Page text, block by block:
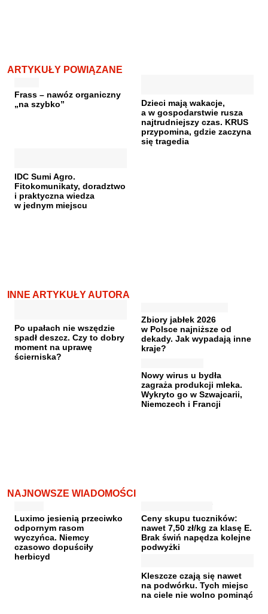
ARTYKUŁY POWIĄZANE
Frass – nawóz organiczny
„na szybko”
Dzieci mają wakacje,
a w gospodarstwie rusza
najtrudniejszy czas. KRUS
przypomina, gdzie zaczyna
się tragedia
IDC Sumi Agro.
Fitokomunikaty, doradztwo
i praktyczna wiedza
w jednym miejscu
INNE ARTYKUŁY AUTORA
Po upałach nie wszędzie
spadł deszcz. Czy to dobry
moment na uprawę
ścierniska?
Zbiory jabłek 2026
w Polsce najniższe od
dekady. Jak wypadają inne
kraje?
Nowy wirus u bydła
zagraża produkcji mleka.
Wykryto go w Szwajcarii,
Niemczech i Francji
NAJNOWSZE WIADOMOŚCI
Luximo jesienią przeciwko
odpornym rasom
wyczyńca. Niemcy
czasowo dopuściły
herbicyd
Ceny skupu tuczników:
nawet 7,50 zł/kg za klasę E.
Brak świń napędza kolejne
podwyżki
Kleszcze czają się nawet
na podwórku. Tych miejsc
na ciele nie wolno pominąć